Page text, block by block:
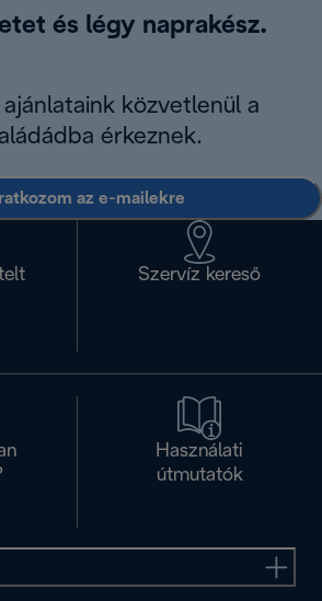
és légy naprakész.
ajánlataink közvetlenül a
érkeznek.
az e-mailekre
Szervíz kereső
Használati
útmutatók